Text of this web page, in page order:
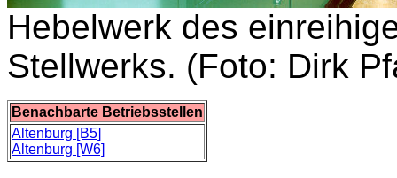
Hebelwerk des
Stellwerks. (Foto: Dirk
Benachbarte Betriebsstellen
Altenburg [B5]
Altenburg [W6]